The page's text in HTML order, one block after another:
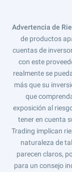
Advertencia de
de productos
cuentas de
con este
realmente se
más que su
que
exposición al
tener en cuenta
Trading implican
naturaleza de
parecen claros,
para un consejo